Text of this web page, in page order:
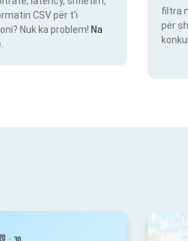
CSV për t'i
Nuk ka problem! Na
filtra
për